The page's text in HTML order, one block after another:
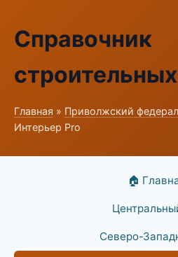
Справочник
Главная » Приволжский
Интерьер Pro
🏠
Северо-